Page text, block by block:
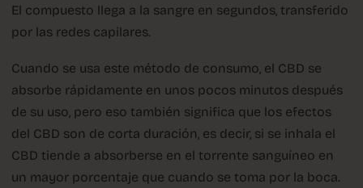
El compuesto llega a la sangre en segundos, transferido
por las redes capilares.
Cuando se usa este método de consumo, el CBD se
absorbe rápidamente en unos pocos minutos después
de su uso, pero eso también significa que los efectos
del CBD son de corta duración, es decir, si se inhala el
CBD tiende a absorberse en el torrente sanguíneo en
un mayor porcentaje que cuando se toma por la boca.